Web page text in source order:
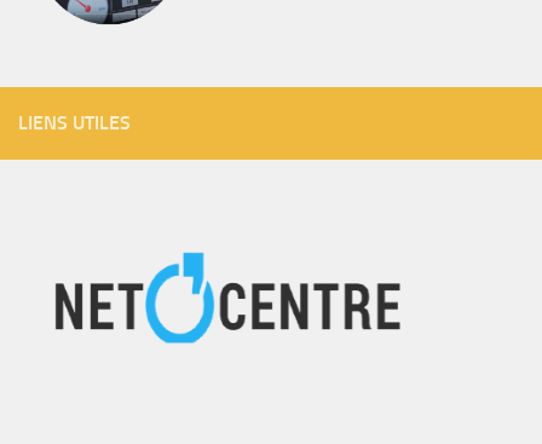
LIENS UTILES